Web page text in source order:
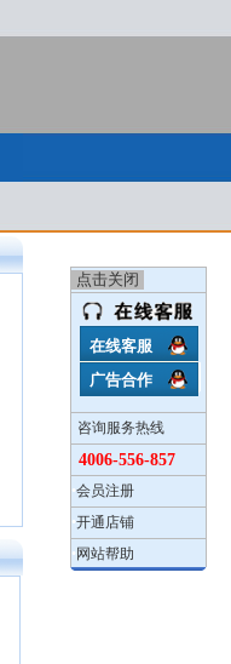
在线客服
广告合作
咨询服务热线
4006-556-857
•会员注册
•开通店铺
• 网站帮助